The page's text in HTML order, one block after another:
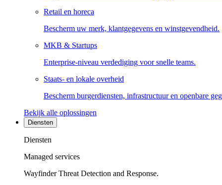
Retail en horeca
Bescherm uw merk, klantgegevens en winstgevendheid.
MKB & Startups
Enterprise-niveau verdediging voor snelle teams.
Staats- en lokale overheid
Bescherm burgerdiensten, infrastructuur en openbare
Bekijk alle oplossingen
Diensten
Diensten
Managed services
Wayfinder Threat Detection and Response.